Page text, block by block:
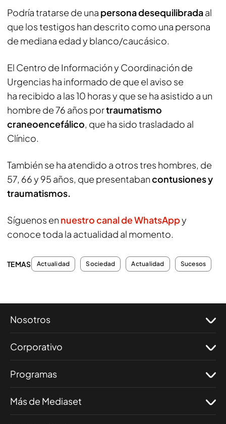
Podría tratarse de una persona desequilibradaal
que los testigos han descrito como una persona
de mediana edad y blanco/caucásico.
El Centro de Información y Coordinación de
Urgencias ha informado de que el aviso se
ha recibido a las 10 horas y que se ha asistido a un
hombre de 76 años portraumatismo
craneoencefálico, que ha sido trasladado al
Clínico.
También se ha atendido a otros tres hombres, de
57, 66 y 95 años, que presentabancontusiones y
traumatismos.
Síguenos en nuestro canal de WhatsAppy
conoce toda la actualidad al momento.
TEMAS Actualidad Sociedad Actualidad Sucesos
Nosotros
Corporativo
Programas
Más de Mediaset